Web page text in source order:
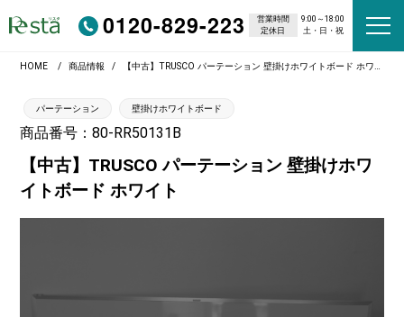
0120-829-223 営業時間
9:00～18:00
定休日
土・日・祝
HOME 商品情報 【中古】TRUSCO パーテーション 壁掛けホワイトボード ホワイト
パーテーション 壁掛けホワイトボード
商品番号：80-RR50131B
【中古】TRUSCO パーテーション 壁掛けホワ
イトボード ホワイト